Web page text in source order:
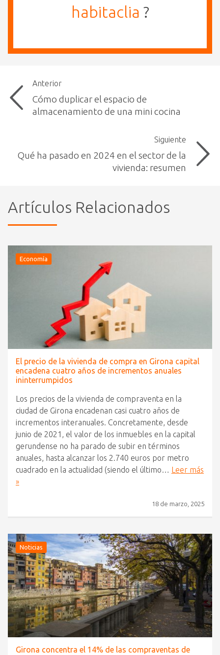
habitaclia ?
Anterior
Cómo duplicar el espacio de
almacenamiento de una mini cocina
Siguiente
Qué ha pasado en 2024 en el sector de la
vivienda: resumen
Artículos Relacionados
Economía
El precio de la vivienda de compra en Girona capital
encadena cuatro años de incrementos anuales
ininterrumpidos
Los precios de la vivienda de compraventa en la
ciudad de Girona encadenan casi cuatro años de
incrementos interanuales. Concretamente, desde
junio de 2021, el valor de los inmuebles en la capital
gerundense no ha parado de subir en términos
anuales, hasta alcanzar los 2.740 euros por metro
cuadrado en la actualidad (siendo el último… Leer más
»
18 de marzo, 2025
Noticias
Girona concentra el 14% de las compraventas de